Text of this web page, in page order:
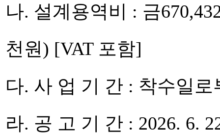
나. 설계용역비 : 금
천원) [VAT 포함]
다. 사 업 기 간 : 착수일로
라. 공 고 기 간 : 2026. 6.